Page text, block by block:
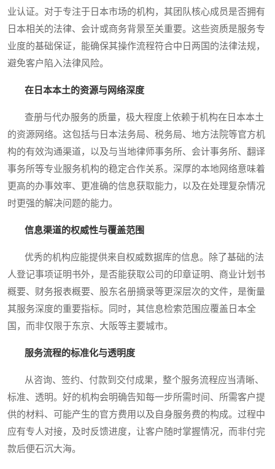
业认证。对于专注于日本市场的机构，其团队核心成员是否拥有
日本相关的法律、会计或商务背景至关重要。这些资质是服务专
业度的基础保证，能确保其操作流程符合中日两国的法律法规，
避免客户陷入法律风险。
在日本本土的资源与网络深度
查册与代办服务的质量，极大程度上依赖于机构在日本本土
的资源网络。这包括与日本法务局、税务局、地方法院等官方机
构的有效沟通渠道，以及与当地律师事务所、会计事务所、翻译
事务所等专业服务机构的稳定合作关系。深厚的本地网络意味着
更高的办事效率、更准确的信息获取能力，以及在处理复杂情况
时更强的解决问题的能力。
信息渠道的权威性与覆盖范围
优秀的机构应能提供来自权威数据库的信息。除了基础的法
人登记事项证明书外，是否能获取公司的印章证明、商业计划书
概要、财务报表概要、股东名册摘录等更深层次的文件，是衡量
其服务深度的重要指标。同时，其信息检索范围应覆盖日本全
国，而非仅限于东京、大阪等主要城市。
服务流程的标准化与透明度
从咨询、签约、付款到交付成果，整个服务流程应当清晰、
标准、透明。好的机构会明确告知每一步所需时间、所需客户提
供的材料、可能产生的官方费用以及自身服务费的构成。过程中
应有专人对接，及时反馈进度，让客户随时掌握情况，而非付完
款后便石沉大海。